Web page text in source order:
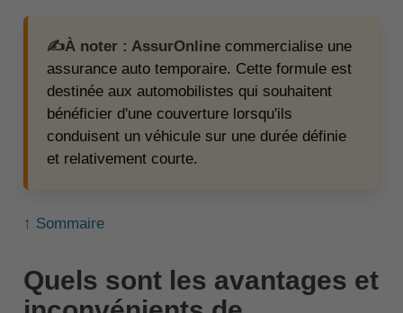
✍️À noter : AssurOnlinecommercialise une
assurance auto temporaire. Cette formule est
destinée aux automobilistes qui souhaitent
bénéficier d'une couverture lorsqu'ils
conduisent un véhicule sur une durée définie
et relativement courte.
↑ Sommaire
Quels sont les avantages et